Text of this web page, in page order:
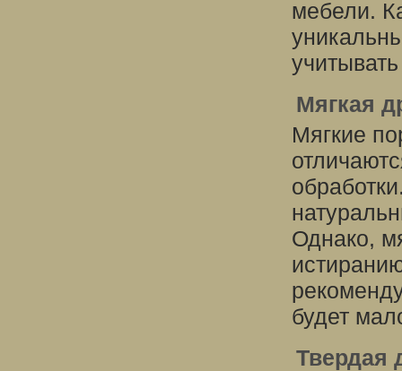
мебели.
Мягкая
Мягкие
Однако,
будет
Твердая